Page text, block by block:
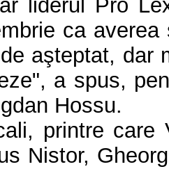
liderul Pro
ca
aşteptat, dar
a spus,
Hossu.
printre care
Nistor,